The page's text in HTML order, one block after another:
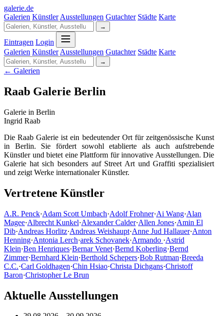
galerie.de
Galerien Künstler Ausstellungen Gutachter Städte Karte
→
Eintragen Login
Galerien Künstler Ausstellungen Gutachter Städte Karte
→
← Galerien
Raab Galerie Berlin
Galerie in Berlin
Ingrid Raab
Die Raab Galerie ist ein bedeutender Ort für zeitgenössische Kunst
in Berlin. Sie fördert sowohl etablierte als auch aufstrebende
Künstler und bietet eine Plattform für innovative Ausstellungen. Die
Galerie hat sich besonders auf Street Art und Graffiti spezialisiert
und zeigt Werke internationaler Künstler.
Vertretene Künstler
A.R. Penck·Adam Scott Umbach·Adolf Frohner·Ai Wang·Alan
Magee·Albrecht Kunkel·Alexander Calder·Allen Jones·Amin El
Dib·Andreas Horlitz·Andreas Weishaupt·Anne Jud Hallauer·Anton
Henning·Antonia Lerch·arek Schovanek·Armando ·Astrid
Klein·Ben Henriques·Bernar Venet·Bernd Koberling·Bernd
Zimmer·Bernhard Klein·Berthold Schepers·Bob Rutman·Breeda
C.C.·Carl Goldhagen·Chin Hsiao·Christa Dichgans·Christoff
Baron·Christopher Le Brun
Aktuelle Ausstellungen